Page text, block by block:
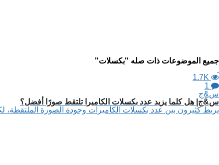
جميع الموضوعات ذات صله "بكسلات"
1.7K
1
س&ج
س&ج| هل كلما يزيد عدد بكسلات الكاميرا تلتقط صورًا أفضل؟
يربط كثيرون بين عدد بكسلات الكاميرات وجودة الصورة